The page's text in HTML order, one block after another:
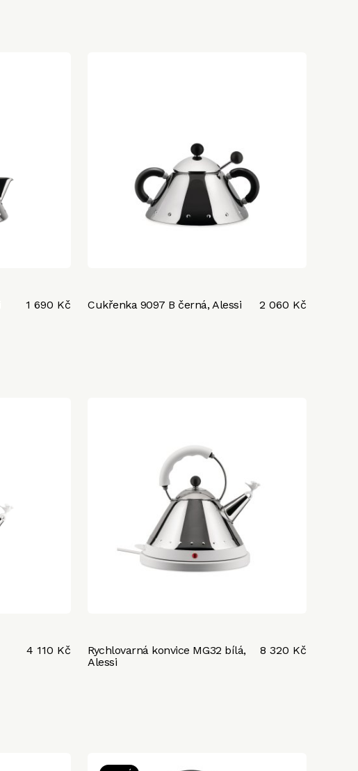
1 690 Kč Cukřenka 9097 B černá, Alessi 2 060 Kč
4 110 Kč
Rychlovarná konvice MG32 bílá,
Alessi
8 320 Kč